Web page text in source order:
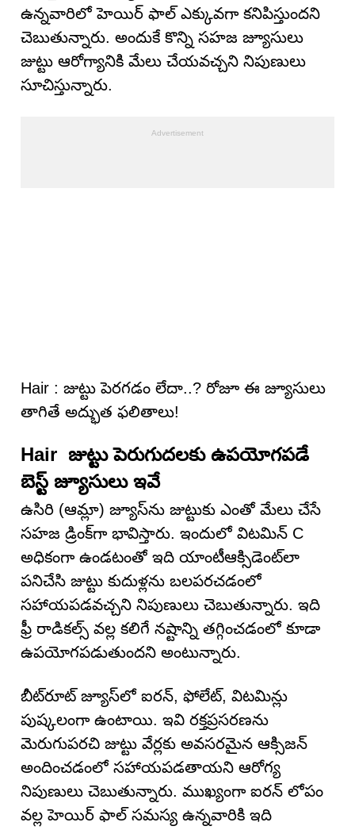
ఉన్నవారిలో హెయిర్ ఫాల్ ఎక్కువగా కనిపిస్తుందని
చెబుతున్నారు. అందుకే కొన్ని సహజ జ్యూసులు
జుట్టు ఆరోగ్యానికి మేలు చేయవచ్చని నిపుణులు
సూచిస్తున్నారు.
Hair : జుట్టు పెరగడం లేదా..? రోజూ ఈ జ్యూసులు
తాగితే అద్భుత ఫలితాలు!
Hair జుట్టు పెరుగుదలకు ఉపయోగపడే
బెస్ట్ జ్యూసులు ఇవే
ఉసిరి (ఆమ్లా) జ్యూస్‌ను జుట్టుకు ఎంతో మేలు చేసే
సహజ డ్రింక్‌గా భావిస్తారు. ఇందులో విటమిన్ C
అధికంగా ఉండటంతో ఇది యాంటీఆక్సిడెంట్‌లా
పనిచేసి జుట్టు కుదుళ్లను బలపరచడంలో
సహాయపడవచ్చని నిపుణులు చెబుతున్నారు. ఇది
ఫ్రీ రాడికల్స్ వల్ల కలిగే నష్టాన్ని తగ్గించడంలో కూడా
ఉపయోగపడుతుందని అంటున్నారు.
బీట్‌రూట్ జ్యూస్‌లో ఐరన్‌, ఫోలేట్‌, విటమిన్లు
పుష్కలంగా ఉంటాయి. ఇవి రక్తప్రసరణను
మెరుగుపరచి జుట్టు వేర్లకు అవసరమైన ఆక్సిజన్
అందించడంలో సహాయపడతాయని ఆరోగ్య
నిపుణులు చెబుతున్నారు. ముఖ్యంగా ఐరన్ లోపం
వల్ల హెయిర్ ఫాల్ సమస్య ఉన్నవారికి ఇది